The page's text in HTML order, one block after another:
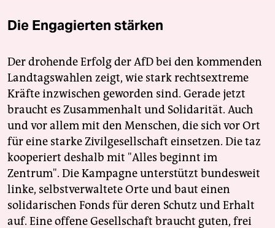
Die Engagierten stärken
Der drohende Erfolg der AfD bei den kommenden
Landtagswahlen zeigt, wie stark rechtsextreme
Kräfte inzwischen geworden sind. Gerade jetzt
braucht es Zusammenhalt und Solidarität. Auch
und vor allem mit den Menschen, die sich vor Ort
für eine starke Zivilgesellschaft einsetzen. Die taz
kooperiert deshalb mit "Alles beginnt im
Zentrum". Die Kampagne unterstützt bundesweit
linke, selbstverwaltete Orte und baut einen
solidarischen Fonds für deren Schutz und Erhalt
auf. Eine offene Gesellschaft braucht guten, frei